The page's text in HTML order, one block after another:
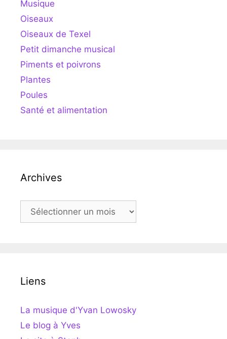
Musique
Oiseaux
Oiseaux de Texel
Petit dimanche musical
Piments et poivrons
Plantes
Poules
Santé et alimentation
Archives
Archives
Liens
La musique d'Yvan Lowosky
Le blog à Yves